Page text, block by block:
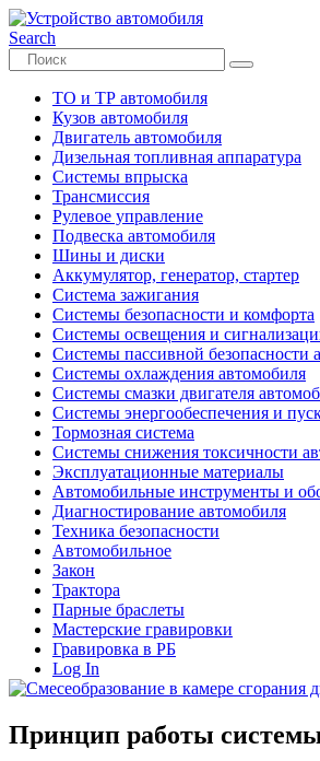
Search
ТО и ТР автомобиля
Кузов автомобиля
Двигатель автомобиля
Дизельная топливная аппаратура
Системы впрыска
Трансмиссия
Рулевое управление
Подвеска автомобиля
Шины и диски
Аккумулятор, генератор, стартер
Система зажигания
Системы безопасности и комфорта
Системы освещения и
Системы пассивной безопасности
Системы охлаждения автомобиля
Системы смазки двигателя
Системы энергообеспечения и
Тормозная система
Системы снижения токсичности
Эксплуатационные материалы
Автомобильные инструменты и
Диагностирование автомобиля
Техника безопасности
Автомобильное
Закон
Трактора
Парные браслеты
Мастерские гравировки
Гравировка в РБ
Log In
Принцип работы